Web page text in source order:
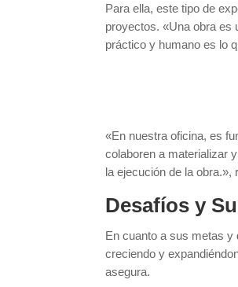
Para ella, este tipo de
proyectos. «Una obra es
práctico y humano es lo
«En nuestra oficina, es
colaboren a materializar
la ejecución de la obra.»,
Desafíos y
En cuanto a sus metas
creciendo y
asegura.